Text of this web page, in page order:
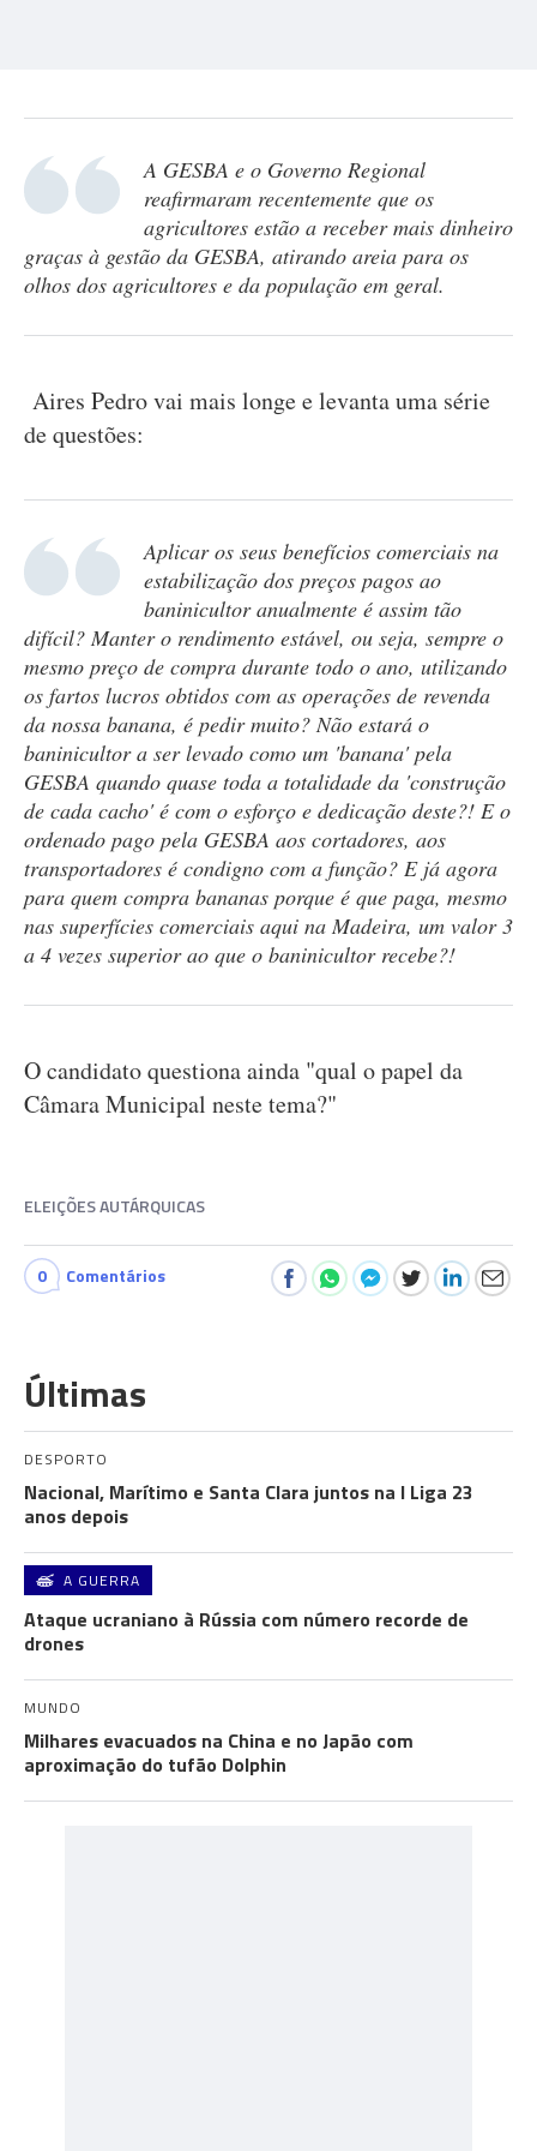
A GESBA e o Governo Regional
reafirmaram recentemente que os
agricultores estão a receber mais dinheiro
graças à gestão da GESBA, atirando areia para os
olhos dos agricultores e da população em geral.
Aires Pedro vai mais longe e levanta uma série
de questões:
Aplicar os seus benefícios comerciais na
estabilização dos preços pagos ao
baninicultor anualmente é assim tão
difícil? Manter o rendimento estável, ou seja, sempre o
mesmo preço de compra durante todo o ano, utilizando
os fartos lucros obtidos com as operações de revenda
da nossa banana, é pedir muito? Não estará o
baninicultor a ser levado como um 'banana' pela
GESBA quando quase toda a totalidade da 'construção
de cada cacho' é com o esforço e dedicação deste?! E o
ordenado pago pela GESBA aos cortadores, aos
transportadores é condigno com a função? E já agora
para quem compra bananas porque é que paga, mesmo
nas superfícies comerciais aqui na Madeira, um valor 3
a 4 vezes superior ao que o baninicultor recebe?!
O candidato questiona ainda "qual o papel da
Câmara Municipal neste tema?"
ELEIÇÕES AUTÁRQUICAS
0 Comentários
Últimas
DESPORTO
Nacional, Marítimo e Santa Clara juntos na I Liga 23
anos depois
A GUERRA
Ataque ucraniano à Rússia com número recorde de
drones
MUNDO
Milhares evacuados na China e no Japão com
aproximação do tufão Dolphin